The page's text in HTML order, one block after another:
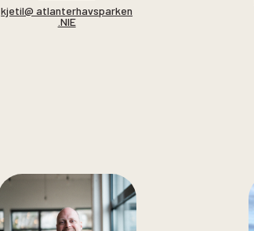
kjetil@ atlanterhavsparken
.NIE